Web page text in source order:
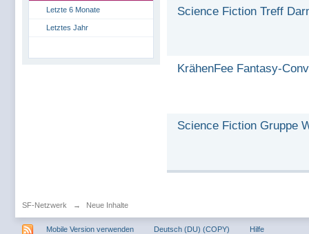
Letzte 6 Monate
Letztes Jahr
Science Fiction Treff
KrähenFee Fantasy-
Science Fiction Gruppe
SF-Netzwerk → Neue Inhalte
Mobile Version verwenden Deutsch (DU) (COPY)
Hilfe